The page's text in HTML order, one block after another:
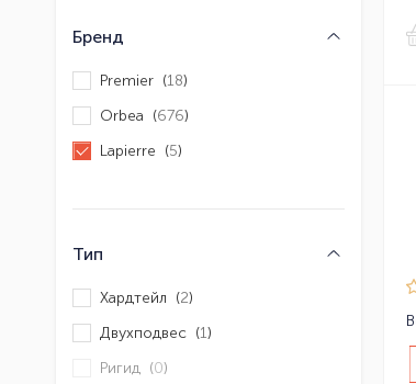
Бренд
Premier (18)
Orbea (676)
Lapierre (5)
Тип
Хардтейл (2)
Двухподвес (1)
Ригид (0)